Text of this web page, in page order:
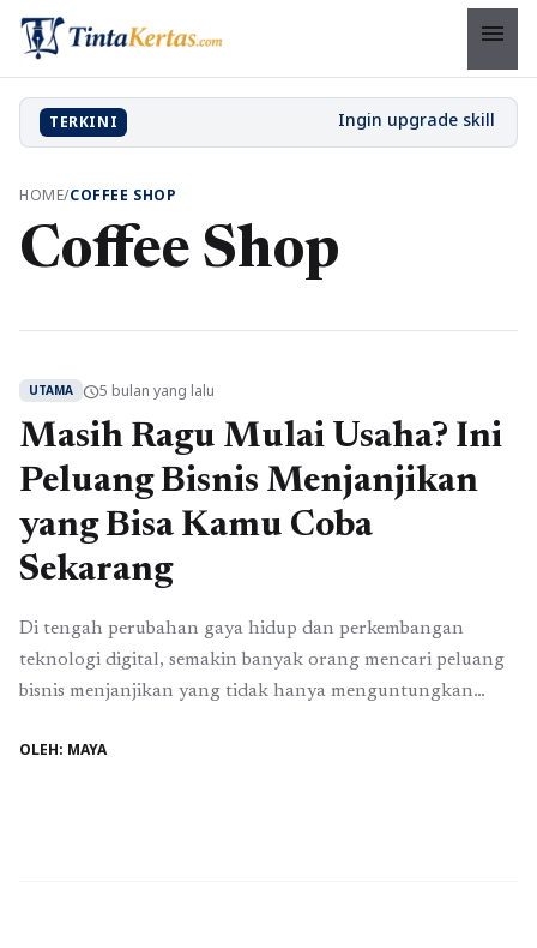
menu
TERKINI
HOME/COFFEE SHOP
Coffee Shop
UTAMA schedule5 bulan yang lalu
Masih Ragu Mulai Usaha? Ini
Peluang Bisnis Menjanjikan
yang Bisa Kamu Coba
Sekarang
Di tengah perubahan gaya hidup dan perkembangan
teknologi digital, semakin banyak orang mencari peluang
bisnis menjanjikan yang tidak hanya menguntungkan
terbatas pada model konvensional, karena inovasi dan
OLEH: MAYA